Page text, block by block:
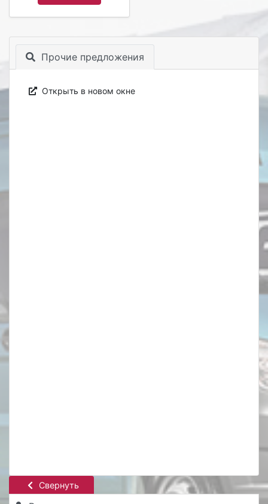
Свернуть
Прочие предложения
Открыть в новом окне